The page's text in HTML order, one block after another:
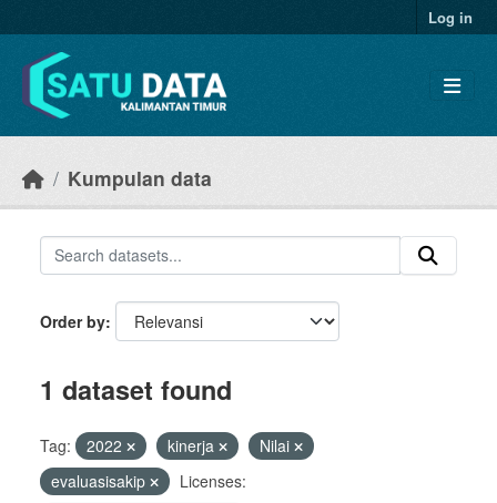
Log in
Kumpulan data
Order by
1 dataset found
Tag: 2022 kinerja
Nilai
evaluasisakip
Licenses: